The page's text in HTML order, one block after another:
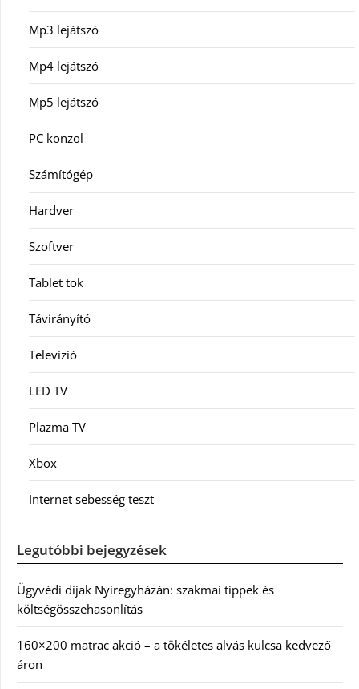
Mp3 lejátszó
Mp4 lejátszó
Mp5 lejátszó
PC konzol
Számítógép
Hardver
Szoftver
Tablet tok
Távirányító
Televízió
LED TV
Plazma TV
Xbox
Internet sebesség teszt
Legutóbbi bejegyzések
Ügyvédi díjak Nyíregyházán: szakmai tippek és
költségösszehasonlítás
160×200 matrac akció – a tökéletes alvás kulcsa kedvező
áron